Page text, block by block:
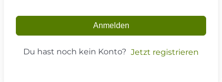
Anmelden
Du hast noch kein Konto? Jetzt registrieren